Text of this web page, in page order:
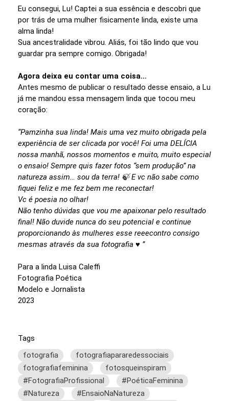
Eu consegui, Lu! Captei a sua essência e descobri que
por trás de uma mulher fisicamente linda, existe uma
alma linda!
Sua ancestralidade vibrou. Aliás, foi tão lindo que vou
guardar pra sempre comigo. Obrigada!
Agora deixa eu contar uma coisa…
Antes mesmo de publicar o resultado desse ensaio, a Lu
já me mandou essa mensagem linda que tocou meu
coração:
“Pamzinha sua linda! Mais uma vez muito obrigada pela
experiência de ser clicada por você! Foi uma DELÍCIA
nossa manhã, nossos momentos e muito, muito especial
o ensaio! Sempre quis fazer fotos “sem produção” na
natureza assim… sou da terra! 🍃 E vc não sabe como
fiquei feliz e me fez bem me reconectar!
Vc é poesia no olhar!
Não tenho dúvidas que vou me apaixonar pelo resultado
final! Não duvide nunca do seu potencial e continue
proporcionando às mulheres esse reeecontro consigo
mesmas através da sua fotografia ♥ ”
Para a linda Luisa Caleffi
Fotografia Poética
Modelo e Jornalista
2023
Tags
fotografia
fotografiapararedessociais
fotografiafeminina
fotosqueinspiram
#FotografiaProfissional
#PoéticaFeminina
#Natureza
#EnsaioNaNatureza